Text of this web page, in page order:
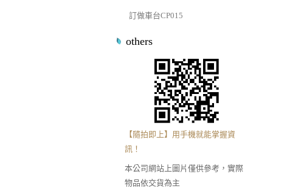
訂做車台CP015
others
【隨拍即上】用手機就能掌握資
訊！
本公司網站上圖片僅供參考，實際
物品依交貨為主